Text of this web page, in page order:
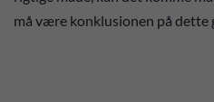
må være konklusionen på dette